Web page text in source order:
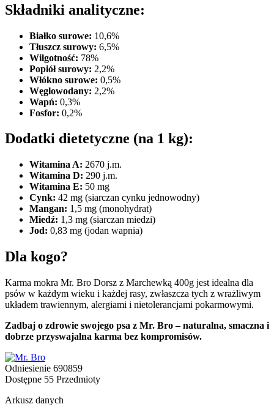
Składniki analityczne:
Białko surowe: 10,6%
Tłuszcz surowy: 6,5%
Wilgotność: 78%
Popiół surowy: 2,2%
Włókno surowe: 0,5%
Węglowodany: 2,2%
Wapń: 0,3%
Fosfor: 0,2%
Dodatki dietetyczne (na 1 kg):
Witamina A: 2670 j.m.
Witamina D: 290 j.m.
Witamina E: 50 mg
Cynk: 42 mg (siarczan cynku jednowodny)
Mangan: 1,5 mg (monohydrat)
Miedź: 1,3 mg (siarczan miedzi)
Jod: 0,83 mg (jodan wapnia)
Dla kogo?
Karma mokra Mr. Bro Dorsz z Marchewką 400g jest idealna dla
psów w każdym wieku i każdej rasy, zwłaszcza tych z wrażliwym
układem trawiennym, alergiami i nietolerancjami pokarmowymi.
Zadbaj o zdrowie swojego psa z Mr. Bro – naturalna, smaczna i
dobrze przyswajalna karma bez kompromisów.
Odniesienie 690859
Dostępne 55 Przedmioty
Arkusz danych